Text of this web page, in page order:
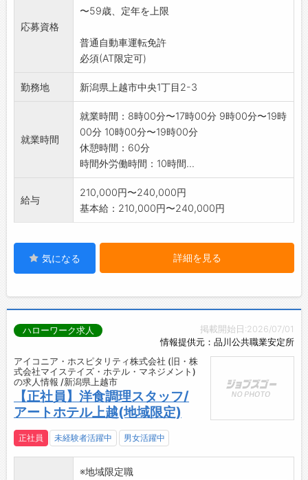
フへの連絡
採用後、業務内容の変更予定なし
応募資格
〜59歳、定年を上限
普通自動車運転免許
必須(AT限定可)
勤務地 新潟県上越市中央1丁目2-3
就業時間
就業時間：8時00分〜17時00分 9時00分〜19時
00分 10時00分〜19時00分
休憩時間：60分
時間外労働時間：10時間...
給与
210,000円〜240,000円
基本給：210,000円〜240,000円
気になる 詳細を見る
掲載開始日:2026/07/01
情報提供元：品川公共職業安定所
ハローワーク求人
アイコニア・ホスピタリティ株式会社 (旧・株
式会社マイステイズ・ホテル・マネジメント)
の求人情報 /新潟県上越市
【正社員】洋食調理スタッフ/
アートホテル上越(地域限定)
正社員 未経験者活躍中 男女活躍中
※地域限定職